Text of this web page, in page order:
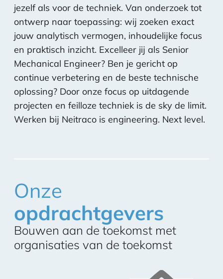
jezelf als voor de techniek. Van onderzoek tot
ontwerp naar toepassing: wij zoeken exact
jouw analytisch vermogen, inhoudelijke focus
en praktisch inzicht. Excelleer jij als Senior
Mechanical Engineer? Ben je gericht op
continue verbetering en de beste technische
oplossing? Door onze focus op uitdagende
projecten en feilloze techniek is de sky de limit.
Werken bij Neitraco is engineering. Next level.
Onze
opdrachtgevers
Bouwen aan de toekomst met
organisaties van de toekomst